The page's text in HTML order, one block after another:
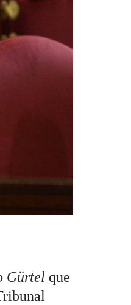
Gürtel que